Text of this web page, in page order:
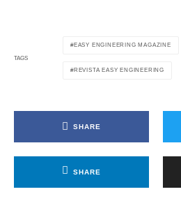
TAGS
EASY ENGINEERING MAGAZINE
REVISTA EASY ENGINEERING
SHARE
SHARE